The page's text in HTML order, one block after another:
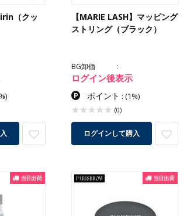
（クッ
【MARIE LASH】マッピング
ストリング（ブラック）
BG卸価
ログイン後表示
ポイント :(1%)
(0)
ログインして購入